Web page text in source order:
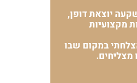
יוצאת דופן,
מקצועיות
במקום שבו
מצליחים.